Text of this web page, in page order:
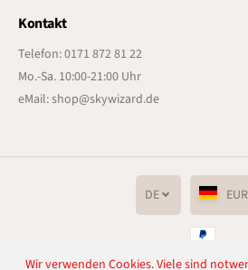
Kontakt
Telefon: 0171 872 81 22
Mo.-Sa. 10:00-21:00 Uhr
eMail: shop@skywizard.de
Copyright© 2026Lichtenrader
DE EUR
Wir verwenden Cookies. Viele sind